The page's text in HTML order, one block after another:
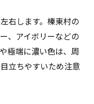
右します。榛東村の
、アイボリーなどの
極端に濃い色は、周
立ちやすいため注意